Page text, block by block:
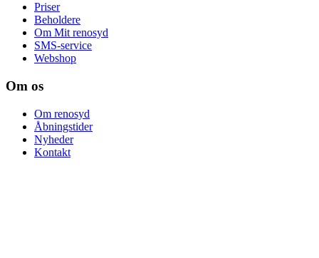
Priser
Beholdere
Om Mit renosyd
SMS-service
Webshop
Om os
Om renosyd
Åbningstider
Nyheder
Kontakt